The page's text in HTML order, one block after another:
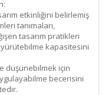
etkinliğini belirlemiş
tanımaları,
tasarım pratikleri
kapasitesini
düşünebilmek için
becerisini